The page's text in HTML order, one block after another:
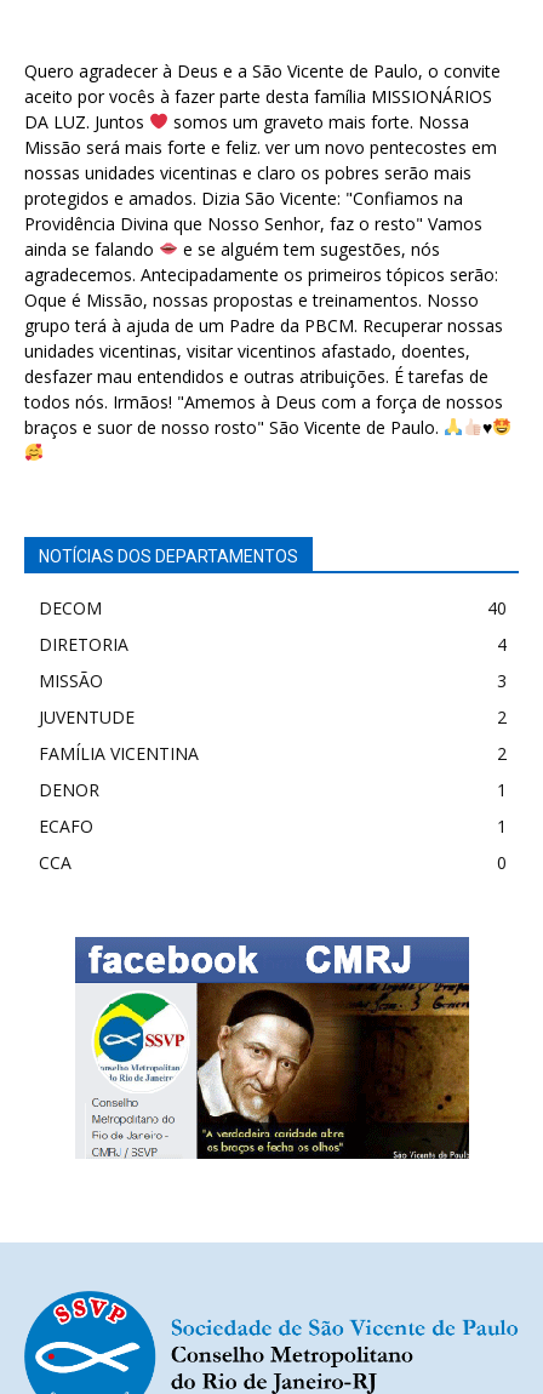
Quero agradecer à Deus e a São Vicente de Paulo, o convite
aceito por vocês à fazer parte desta família MISSIONÁRIOS
DA LUZ. Juntos
somos um graveto mais forte. Nossa
Missão será mais forte e feliz. ver um novo pentecostes em
nossas unidades vicentinas e claro os pobres serão mais
protegidos e amados. Dizia São Vicente: "Confiamos na
Providência Divina que Nosso Senhor, faz o resto" Vamos
ainda se falando
e se alguém tem sugestões, nós
agradecemos. Antecipadamente os primeiros tópicos serão:
Oque é Missão, nossas propostas e treinamentos. Nosso
grupo terá à ajuda de um Padre da PBCM. Recuperar nossas
unidades vicentinas, visitar vicentinos afastado, doentes,
desfazer mau entendidos e outras atribuições. É tarefas de
todos nós. Irmãos! "Amemos à Deus com a força de nossos
braços e suor de nosso rosto" São Vicente de Paulo.
♥️
NOTÍCIAS DOS DEPARTAMENTOS
DECOM
40
DIRETORIA
4
MISSÃO
3
JUVENTUDE
2
FAMÍLIA VICENTINA
2
DENOR
1
ECAFO
1
CCA
0